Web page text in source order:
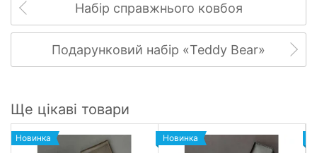
Набір справжнього ковбоя
Подарунковий набір «Teddy Bear»
Ще цікаві товари
Новинка Новинка